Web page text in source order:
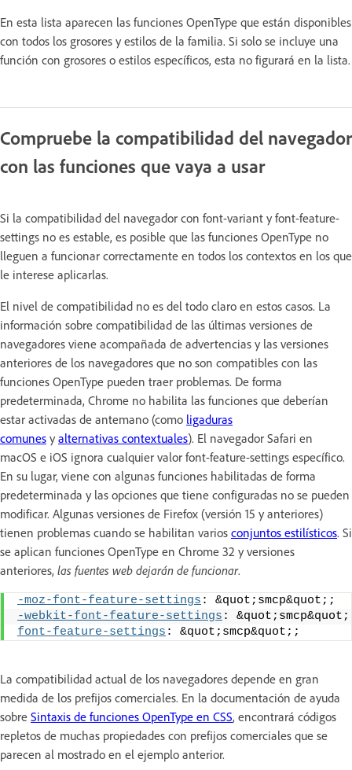
En esta lista aparecen las funciones OpenType que están disponibles
con todos los grosores y estilos de la familia. Si solo se incluye una
función con grosores o estilos específicos, esta no figurará en la lista.
Compruebe la compatibilidad del navegador
con las funciones que vaya a usar
Si la compatibilidad del navegador con font-variant y font-feature-
settings no es estable, es posible que las funciones OpenType no
lleguen a funcionar correctamente en todos los contextos en los que
le interese aplicarlas.
El nivel de compatibilidad no es del todo claro en estos casos. La
información sobre compatibilidad de las últimas versiones de
navegadores viene acompañada de advertencias y las versiones
anteriores de los navegadores que no son compatibles con las
funciones OpenType pueden traer problemas. De forma
predeterminada, Chrome no habilita las funciones que deberían
estar activadas de antemano (como ligaduras
comunes y alternativas contextuales). El navegador Safari en
macOS e iOS ignora cualquier valor font-feature-settings específico.
En su lugar, viene con algunas funciones habilitadas de forma
predeterminada y las opciones que tiene configuradas no se pueden
modificar. Algunas versiones de Firefox (versión 15 y anteriores)
tienen problemas cuando se habilitan varios conjuntos estilísticos. Si
se aplican funciones OpenType en Chrome 32 y versiones
anteriores, las fuentes web dejarán de funcionar.
-moz-font-feature-settings : &quot;smcp&quot;;
-webkit-font-feature-settings :
font-feature-settings : &quot;smcp&quot;;
La compatibilidad actual de los navegadores depende en gran
medida de los prefijos comerciales. En la documentación de ayuda
sobre Sintaxis de funciones OpenType en CSS, encontrará códigos
repletos de muchas propiedades con prefijos comerciales que se
parecen al mostrado en el ejemplo anterior.